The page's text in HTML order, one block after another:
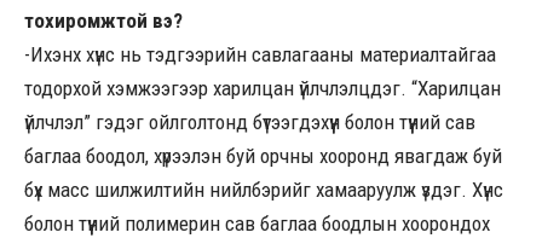
тохиромжтой вэ?
-Ихэнх хүнс нь тэдгээрийн савлагааны материалтайгаа
тодорхой хэмжээгээр харилцан үйлчлэлцдэг. “Харилцан
үйлчлэл” гэдэг ойлголтонд бүтээгдэхүүн болон түүний сав
баглаа боодол, хүрээлэн буй орчны хооронд явагдаж буй
бүх масс шилжилтийн нийлбэрийг хамааруулж үздэг. Хүнс
болон түүний полимерин сав баглаа боодлын хоорондох